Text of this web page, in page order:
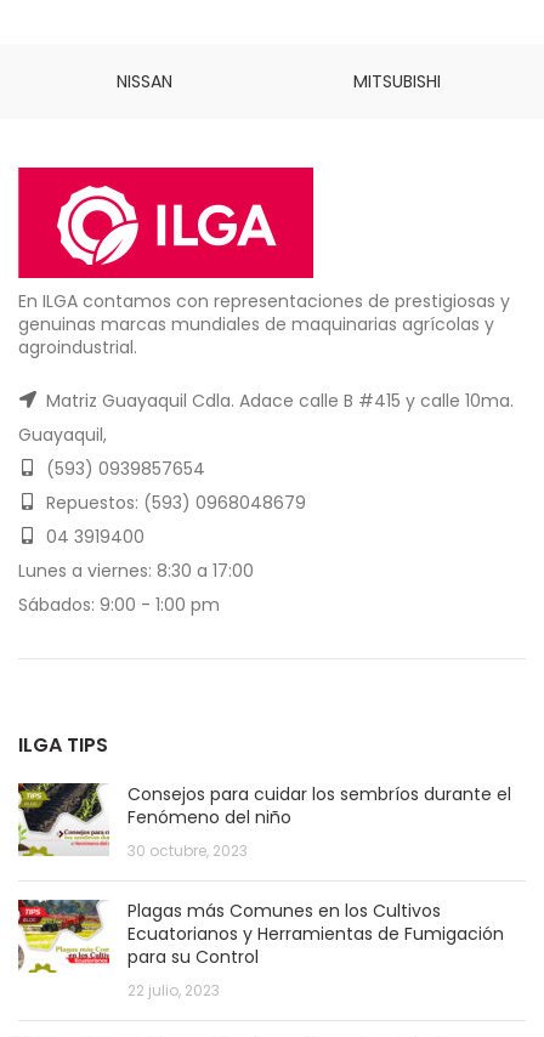
NISSAN MITSUBISHI
En ILGA contamos con representaciones de prestigiosas y
genuinas marcas mundiales de maquinarias agrícolas y
agroindustrial.
Matriz Guayaquil Cdla. Adace calle B #415 y calle 10ma.
Guayaquil,
(593) 0939857654
Repuestos: (593) 0968048679
04 3919400
Lunes a viernes: 8:30 a 17:00
Sábados: 9:00 - 1:00 pm
ILGA TIPS
Consejos para cuidar los sembríos durante el
Fenómeno del niño
30 octubre, 2023
Plagas más Comunes en los Cultivos
Ecuatorianos y Herramientas de Fumigación
para su Control
22 julio, 2023